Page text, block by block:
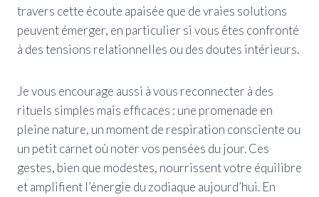
travers cette écoute apaisée que de vraies solutions
peuvent émerger, en particulier si vous êtes confronté
à des tensions relationnelles ou des doutes intérieurs.
Je vous encourage aussi à vous reconnecter à des
rituels simples mais efficaces : une promenade en
pleine nature, un moment de respiration consciente ou
un petit carnet où noter vos pensées du jour. Ces
gestes, bien que modestes, nourrissent votre équilibre
et amplifient l’énergie du zodiaque aujourd’hui. En